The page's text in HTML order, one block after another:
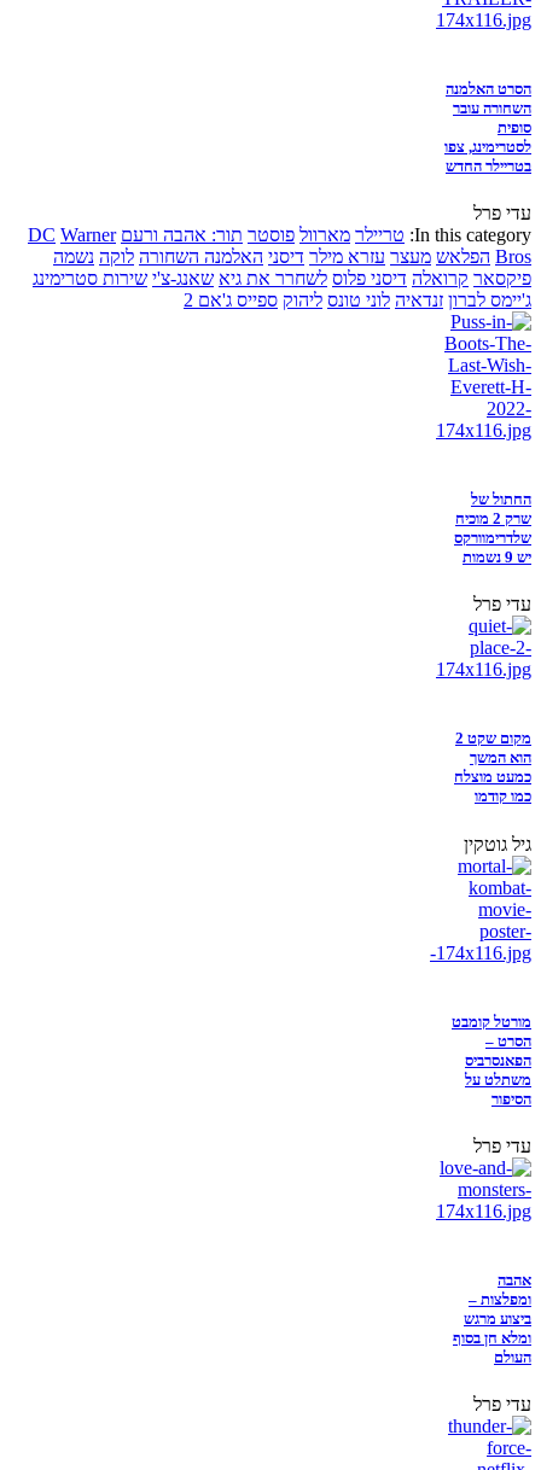
הסרט האלמנה
השחורה עובר
סופית
לסטרימינג, צפו
בטריילר החדש
עדי פרל
In this category: טריילר מארוול פוסטר תור: אהבה ורעם DC Warner
Bros הפלאש מעצר עזרא מילר דיסני האלמנה השחורה לוקה נשמה
פיקסאר קרואלה דיסני פלוס לשחרר את גיא שאנג-צ'י שירות סטרימינג
ג'יימס לברון זנדאיה לוני טונס ליהוק ספייס ג'אם 2
החתול של
שרק 2 מוכיח
שלדרימוורקס
יש 9 נשמות
עדי פרל
מקום שקט 2
הוא המשך
כמעט מוצלח
כמו קודמו
גיל גוטקין
מורטל קומבט
הסרט –
הפאנסרביס
משתלט על
הסיפור
עדי פרל
אהבה
ומפלצות –
ביצוע מרגש
ומלא חן בסוף
העולם
עדי פרל